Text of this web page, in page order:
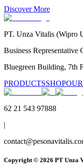
Discover More
PT. Unza Vitalis (Wipro
Business Representative
Bluegreen Building, 7th
PRODUCTSSHOP
62 21 543 97888
|
Copyright © 2026 PT Unza